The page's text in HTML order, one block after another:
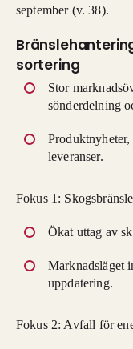
september (v. 38).
sortering
Stor
sönderdelning
leveranser.
Fokus 1: Skogsbränsle
Ökat uttag av
Marknadsläget
uppdatering.
Fokus 2: Avfall för